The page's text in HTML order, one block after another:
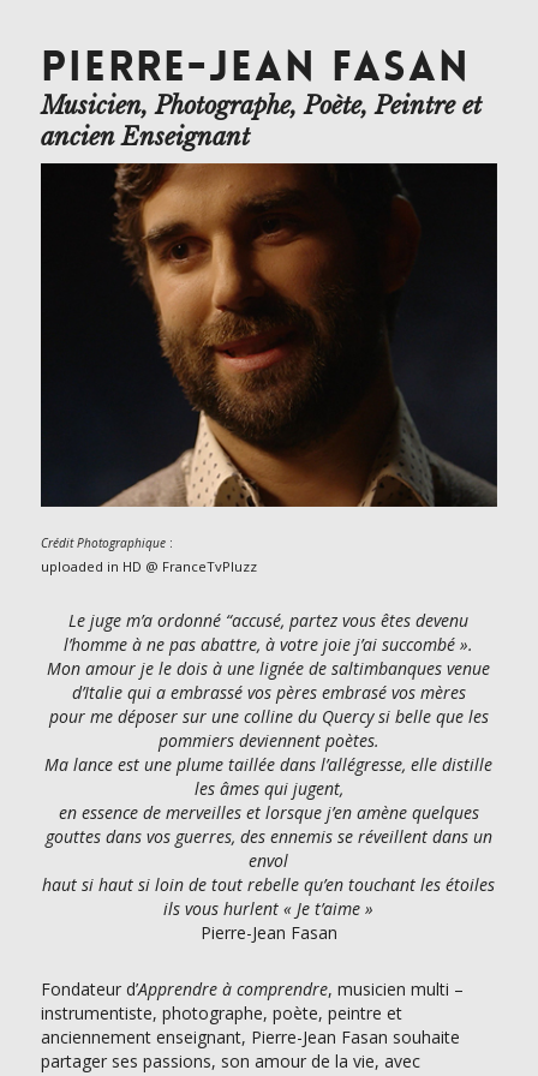
PIERRE-JEAN FASAN
Musicien, Photographe, Poète, Peintre et
ancien Enseignant
Crédit Photographique:
uploaded in HD @ FranceTvPluzz
Le juge m’a ordonné “accusé, partez vous êtes devenu
l’homme à ne pas abattre, à votre joie j’ai succombé ».
Mon amour je le dois à une lignée de saltimbanques venue
d’Italie qui a embrassé vos pères embrasé vos mères
pour me déposer sur une colline du Quercy si belle que les
pommiers deviennent poètes.
Ma lance est une plume taillée dans l’allégresse, elle distille
les âmes qui jugent,
en essence de merveilles et lorsque j’en amène quelques
gouttes dans vos guerres, des ennemis se réveillent dans un
envol
haut si haut si loin de tout rebelle qu’en touchant les étoiles
ils vous hurlent « Je t’aime »
Pierre-Jean Fasan
Fondateur d’Apprendre à comprendre, musicien multi –
instrumentiste, photographe, poète, peintre et
anciennement enseignant, Pierre-Jean Fasan souhaite
partager ses passions, son amour de la vie, avec